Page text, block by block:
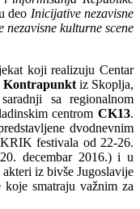
deo Inicijative nezavisne
nezavisne kulturne scene
koji realizuju Centar
Kontrapunkt iz Skoplja,
sa regionalnom
centrom CK13.
dvodnevnim
festivala od 22-26.
decembar 2016.) i u
iz bivše Jugoslavije
smatraju važnim za